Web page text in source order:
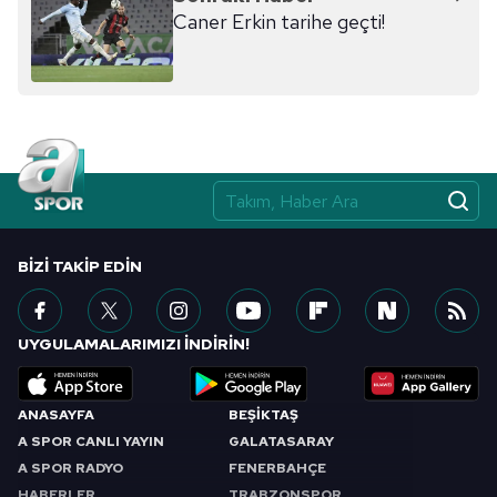
ilgili mevzuata uygun olarak kullanılan çerezlerle ilgili bilgi
almak için lütfentıklayınız
Caner Erkin tarihe geçti!
ANASAYFA
A SPOR CANLI YAYIN
A SPOR RADYO
BEŞİKTAŞ
GALATASARAY
FENERBAHÇE
BIZI TAKIP EDIN
UYGULAMALARIMIZI İNDİRİN!